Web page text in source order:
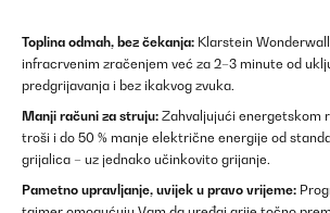
Toplina odmah, bez čekanja: Klarstein
infracrvenim zračenjem već za 2–3 minute od
predgrijavanja i bez ikakvog zvuka.
Manji računi za struju: Zahvaljujući energetskom
troši i do 50 % manje električne energije od
grijalica – uz jednako učinkovito grijanje.
Pametno upravljanje, uvijek u pravo vrijeme: